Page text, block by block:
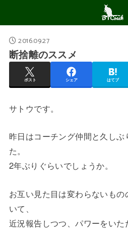
2016.09.27
断捨離のススメ
ポスト シェア はてブ
サトウです。
昨日はコーチング仲間と久し
た。
2年ぶりぐらいでしょうか。
お互い見た目は変わらないも
いて、
近況報告しつつ、パワーをいた